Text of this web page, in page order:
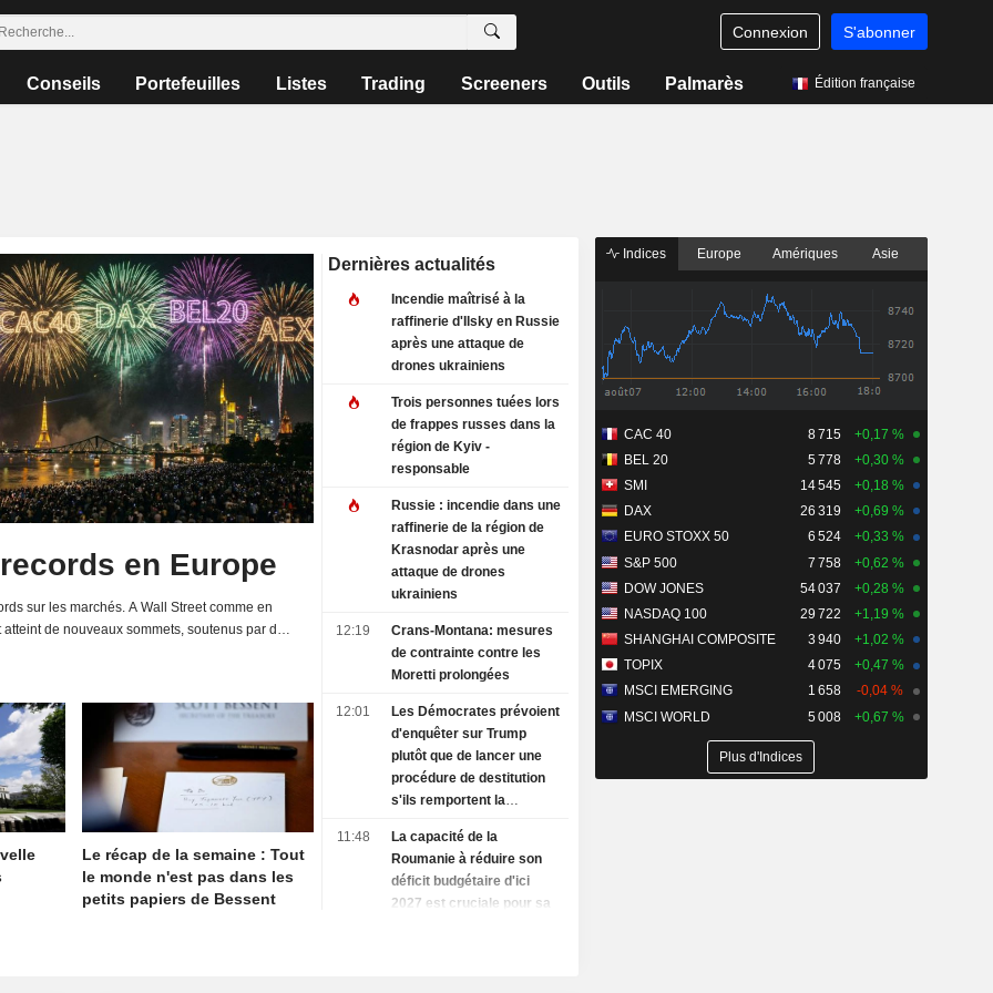
Connexion S'abonner
Conseils Portefeuilles Listes Trading Screeners Outils Palmarès Édition française
en Europe
sur les marchés. A Wall Street comme en
de nouveaux sommets, soutenus par de
Le récap de la semaine : Tout
le monde n'est pas dans les
petits papiers de Bessent
Dernières actualités
Incendie maîtrisé à la
raffinerie d'Ilsky en Russie
après une attaque de
drones ukrainiens
Trois personnes tuées lors
de frappes russes dans la
région de Kyiv -
responsable
Russie : incendie dans une
raffinerie de la région de
Krasnodar après une
attaque de drones
ukrainiens
12:19
Crans-Montana: mesures
de contrainte contre les
Moretti prolongées
12:01
Les Démocrates prévoient
d'enquêter sur Trump
plutôt que de lancer une
procédure de destitution
s'ils remportent la
sources
11:48
La capacité de la
Roumanie à réduire son
déficit budgétaire d'ici
2027 est cruciale pour sa
Indices Europe Amériques Asie
CAC 40 8 715
+0,17 %
BEL 20
5 778
+0,30 %
SMI
14 545
+0,18 %
DAX
26 319
+0,69 %
EURO STOXX 50
6 524
+0,33 %
S&P 500
7 758
+0,62 %
DOW JONES
54 037
+0,28 %
NASDAQ 100
29 722
+1,19 %
SHANGHAI COMPOSITE
3 940
+1,02 %
TOPIX
4 075
+0,47 %
MSCI EMERGING
1 658
-0,04 %
MSCI WORLD
5 008 +0,67 %
Plus d'Indices